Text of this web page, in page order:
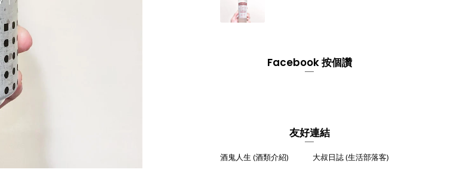
Facebook 按個讚
友好連結
酒鬼人生 (酒類介紹) 大叔日誌 (生活部落客)